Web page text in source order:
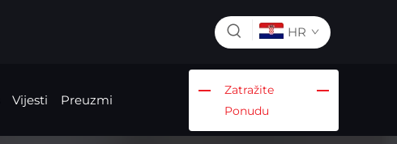
HR
Vijesti Preuzmi
Zatražite
Ponudu